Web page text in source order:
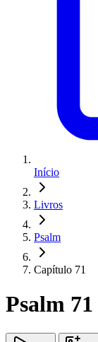
Início
Livros
Psalm
Capítulo 71
Psalm 71